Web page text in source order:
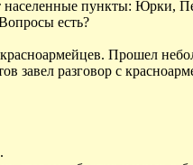
пункты: Юрки,
есть?
Прошел
завел разговор с